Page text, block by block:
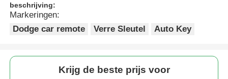
beschrijving:
Markeringen:
Dodge car remote
Verre Sleutel Auto Key
Krijg de beste prijs voor